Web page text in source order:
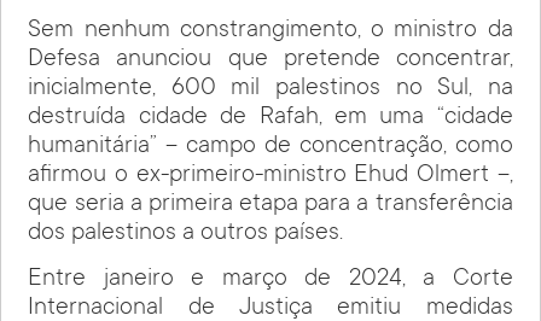
Sem nenhum constrangimento, o ministro da
Defesa anunciou que pretende concentrar,
inicialmente, 600 mil palestinos no Sul, na
destruída cidade de Rafah, em uma “cidade
humanitária” – campo de concentração, como
afirmou o ex-primeiro-ministro Ehud Olmert –,
que seria a primeira etapa para a transferência
dos palestinos a outros países.
Entre janeiro e março de 2024, a Corte
Internacional de Justiça emitiu medidas